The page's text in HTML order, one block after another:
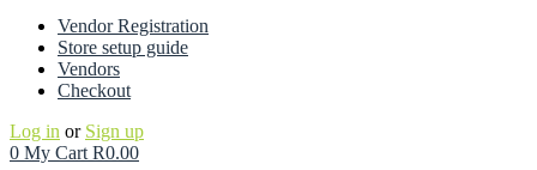
Vendor Registration
Store setup guide
Vendors
Checkout
Log in or Sign up
0 My Cart R0.00